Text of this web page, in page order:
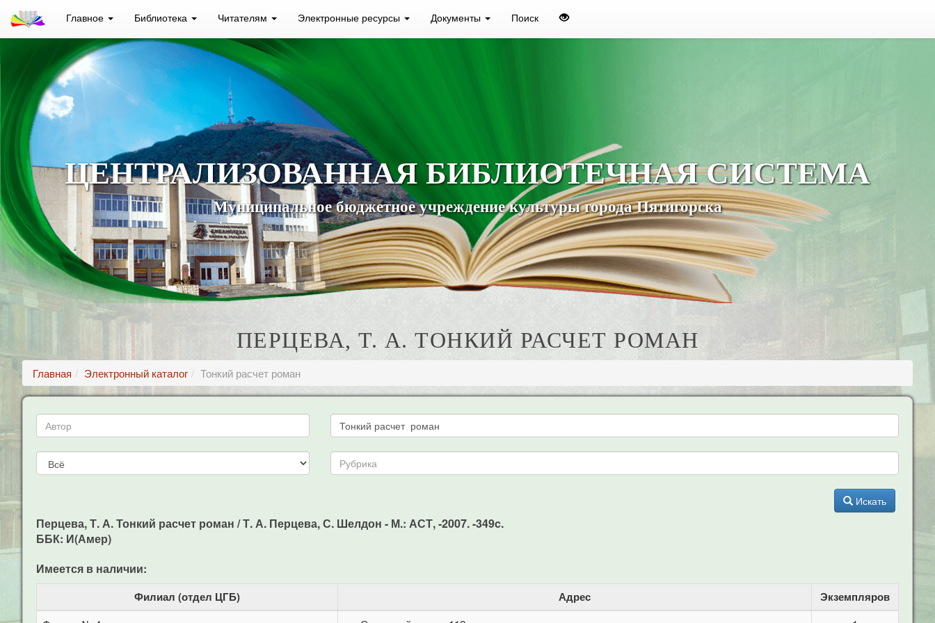
Главное Библиотека Читателям Электронные ресурсы Документы Поиск
ЦЕНТРАЛИЗОВАННАЯ БИБЛИОТЕЧНАЯ СИСТЕМА
Муниципальное бюджетное учреждение культуры города Пятигорска
ПЕРЦЕВА, Т. А. ТОНКИЙ РАСЧЕТ РОМАН
Главная Электронный каталог Тонкий расчет роман
Искать
Перцева, Т. А. Тонкий расчет роман / Т. А. Перцева, С. Шелдон - М.: АСТ, -2007. -349c.
ББК: И(Амер)
Имеется в наличии:
Филиал (отдел ЦГБ) Адрес Экземпляров